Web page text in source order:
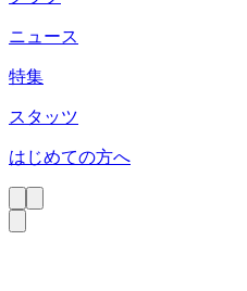
ニュース
特集
スタッツ
はじめての方へ